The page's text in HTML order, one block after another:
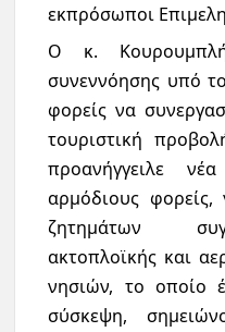
εκπρόσωποι
Ο κ.
συνεννόησης υπό
φορείς να
τουριστική
προανήγγειλε
αρμόδιους φορείς,
ζητημάτων
ακτοπλοϊκής και
νησιών, το οποίο
σύσκεψη,